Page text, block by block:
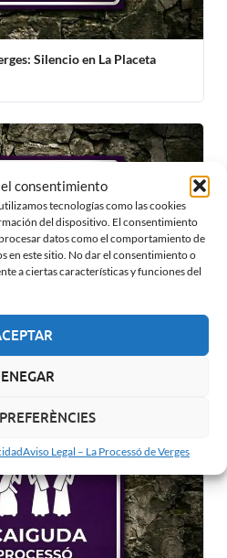
consentimiento
tecnologías como las cookies
del dispositivo. El consentimiento
datos como el comportamiento de
en este sitio. No dar el consentimiento o
a ciertas características y funciones del
Aviso Legal – La Processó de Verges
Silencio en La Placeta
aliento y la «Dulce Esposa»